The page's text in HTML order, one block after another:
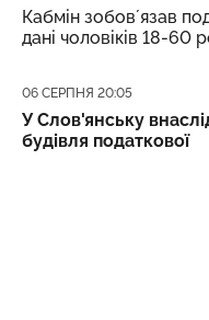
Кабмін зобовʼязав
дані чоловіків 18-60
Дата публікації
06 СЕРПНЯ 20:05
У Слов'янську
будівля податкової